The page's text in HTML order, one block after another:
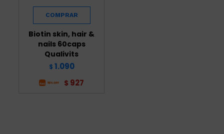
Biotin skin, hair &
nails 60caps
Qualivits
$ 1.090
$ 927